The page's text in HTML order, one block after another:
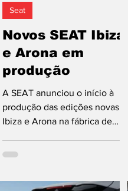
Novos SEAT Ibiza
e Arona em
produção
A SEAT anunciou o início à
produção das edições novas de
Ibiza e Arona na fábrica de
Barcelona, Espanha. De acordo
Seat